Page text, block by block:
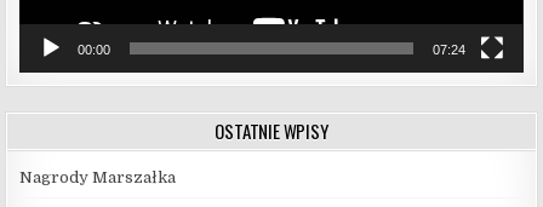
00:00 07:24
OSTATNIE WPISY
Nagrody Marszałka